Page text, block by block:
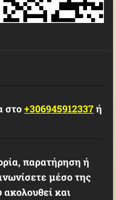
στο+306945912337ή
παρατήρηση ή
μέσο της
και